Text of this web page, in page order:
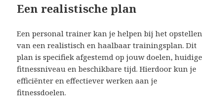
Een realistische plan
Een personal trainer kan je helpen bij het opstellen
van een realistisch en haalbaar trainingsplan. Dit
plan is specifiek afgestemd op jouw doelen, huidige
fitnessniveau en beschikbare tijd. Hierdoor kun je
efficiënter en effectiever werken aan je
fitnessdoelen.